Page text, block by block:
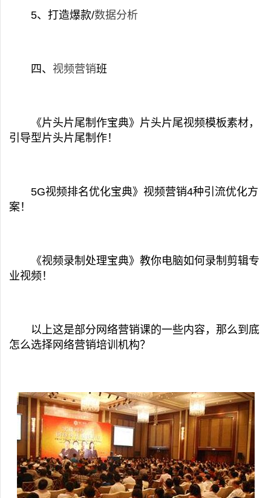
5、打造爆款/数据分析
四、 视频营销班
《片头片尾制作宝典》片头片尾视频模板素材，
引导型片头片尾制作！
5G视频排名优化宝典》视频营销4种引流优化方
案！
《视频录制处理宝典》教你电脑如何录制剪辑专
业视频！
以上这是部分网络营销课的一些内容，那么到底
怎么选择网络营销培训机构？